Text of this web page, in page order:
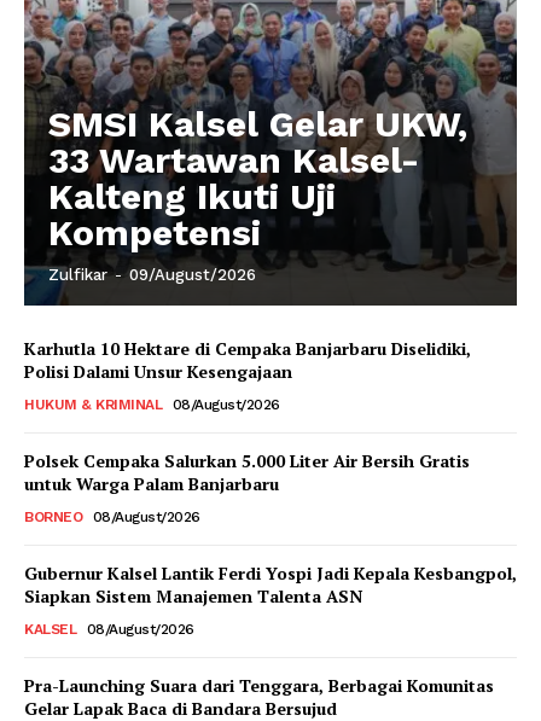
SMSI Kalsel Gelar UKW,
33 Wartawan Kalsel-
Kalteng Ikuti Uji
Kompetensi
Zulfikar - 09/August/2026
Karhutla 10 Hektare di Cempaka Banjarbaru Diselidiki,
Polisi Dalami Unsur Kesengajaan
HUKUM & KRIMINAL 08/August/2026
Polsek Cempaka Salurkan 5.000 Liter Air Bersih Gratis
untuk Warga Palam Banjarbaru
BORNEO 08/August/2026
Gubernur Kalsel Lantik Ferdi Yospi Jadi Kepala Kesbangpol,
Siapkan Sistem Manajemen Talenta ASN
KALSEL 08/August/2026
Pra-Launching Suara dari Tenggara, Berbagai Komunitas
Gelar Lapak Baca di Bandara Bersujud